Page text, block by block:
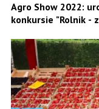
Agro Show 2022:
konkursie "Rolnik -